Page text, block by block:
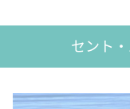
セント